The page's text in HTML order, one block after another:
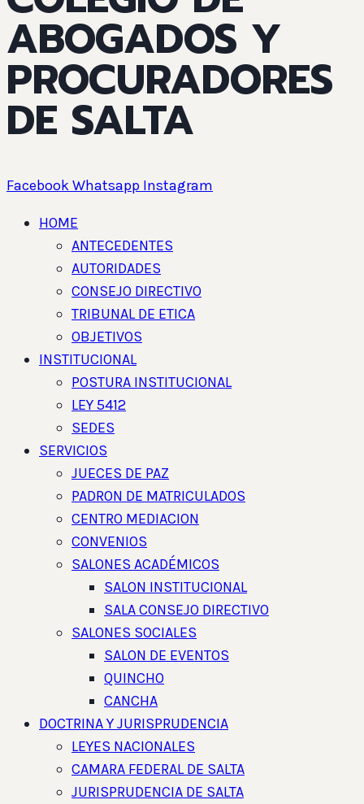
ABOGADOS Y
PROCURADORES
DE SALTA
FacebookWhatsapp Instagram
HOME
ANTECEDENTES
AUTORIDADES
CONSEJO DIRECTIVO
TRIBUNAL DE ETICA
OBJETIVOS
INSTITUCIONAL
POSTURA INSTITUCIONAL
LEY 5412
SEDES
SERVICIOS
JUECES DE PAZ
PADRON DE MATRICULADOS
CENTRO MEDIACION
CONVENIOS
SALONES ACADÉMICOS
SALON INSTITUCIONAL
SALA CONSEJO DIRECTIVO
SALONES SOCIALES
SALON DE EVENTOS
QUINCHO
CANCHA
DOCTRINA Y JURISPRUDENCIA
LEYES NACIONALES
CAMARA FEDERAL DE SALTA
JURISPRUDENCIA DE SALTA